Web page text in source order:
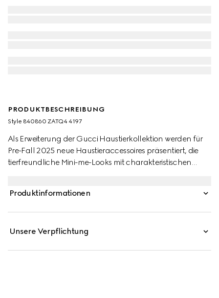
PRODUKTBESCHREIBUNG
Style ‎840860 ZATQ4 4197
Als Erweiterung der Gucci Haustierkollektion werden für
Pre-Fall 2025 neue Haustieraccessoires präsentiert, die
tierfreundliche Mini-me-Looks mit charakteristischen
Detail versehen.
Produktinformationen
Unsere Verpflichtung